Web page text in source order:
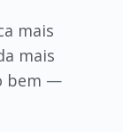
mais
mais
bem —